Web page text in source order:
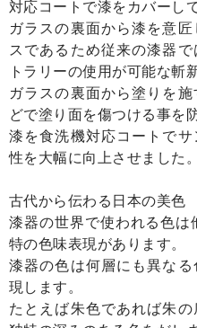
対応コートで漆をカバーし
ガラスの裏面から漆を意
スであるため従来の漆器
トラリーの使用が可能な斬
ガラスの裏面から塗りを
どで塗り面を傷つける事を
漆を食洗機対応コートで
性を大幅に向上させました。
古代から伝わる日本の美色
漆器の世界で使われる色
特の色味表現があります。
漆器の色は何層にも異な
現します。
たとえば朱色であれば朱